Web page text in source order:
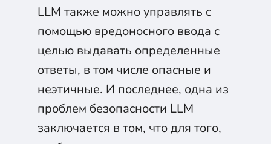
Получить
обработкой персональных данных
LLM также можно управлять с
помощью вредоносного ввода с
целью выдавать определенные
ответы, в том числе опасные и
неэтичные. И последнее, одна из
проблем безопасности LLM
заключается в том, что для того,